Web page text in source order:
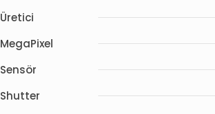
Üretici
MegaPixel
Sensör
Shutter